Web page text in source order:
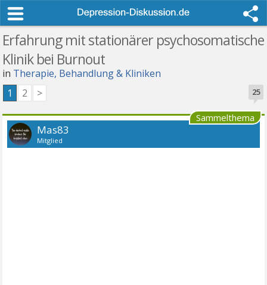
Erfahrung mit stationärer psychosomatische
Klinik bei Burnout
in Therapie, Behandlung & Kliniken
25
1 2 >
Sammelthema
Mas83
Mitglied